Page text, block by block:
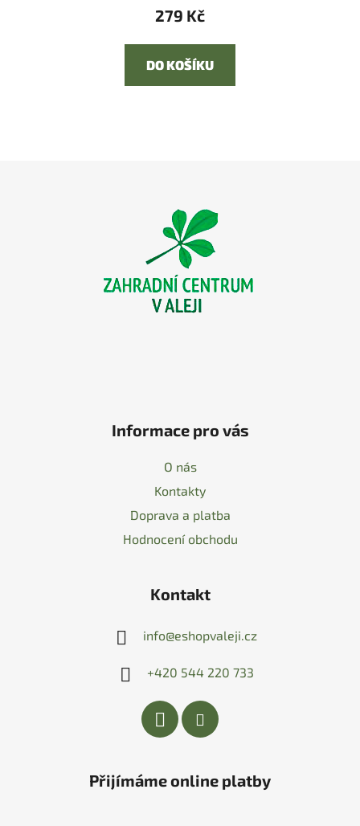
279 Kč
DO KOŠÍKU
Informace pro vás
O nás
Kontakty
Doprava a platba
Hodnocení obchodu
Kontakt
info@eshopvaleji.cz
+420 544 220 733
Přijímáme online platby